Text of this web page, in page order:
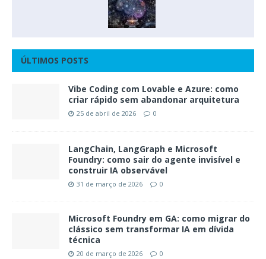
ÚLTIMOS POSTS
Vibe Coding com Lovable e Azure: como
criar rápido sem abandonar arquitetura
25 de abril de 2026 0
LangChain, LangGraph e Microsoft
Foundry: como sair do agente invisível e
construir IA observável
31 de março de 2026 0
Microsoft Foundry em GA: como migrar do
clássico sem transformar IA em dívida
técnica
20 de março de 2026 0